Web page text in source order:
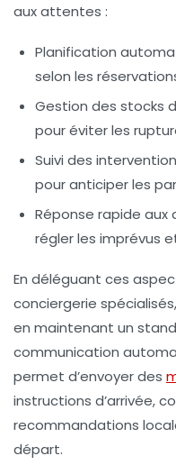
aux attentes :
Planification
selon les
Gestion des stocks
pour éviter les
Suivi des
pour anticiper les
Réponse rapide
régler les imprévus
En déléguant ces
conciergerie
en maintenant un
communication
permet d’envoyer des
instructions d’arrivée,
recommandations
départ.